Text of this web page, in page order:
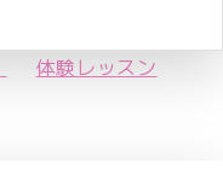
体験レッスン